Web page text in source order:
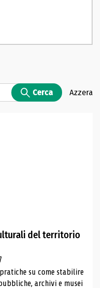
Cerca Azzera
del territorio
su come stabilire
archivi e musei